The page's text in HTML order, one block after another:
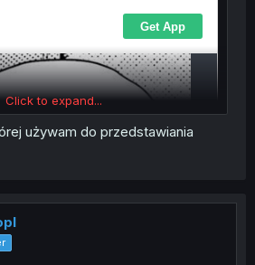
Click to expand...
używam do przedstawiania